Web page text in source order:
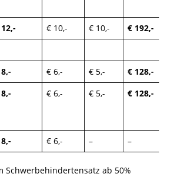
€ 10,- € 10,-
€ 192,-
€ 6,- € 5,-
€ 128,-
€ 6,- € 5,- € 128,-
€ 6,- – –
Schwerbehindertensatz ab 50%